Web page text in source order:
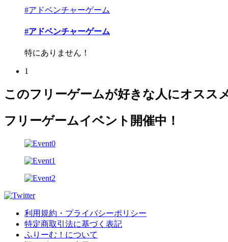
#アドベンチャーゲーム
#アドベンチャーゲーム
特にありません！
1
このフリーゲームが好きな人にオスス
フリーゲームイベント開催中！
利用規約・プライバシーポリシー
特定商取引法に基づく表記
ふりーむ！について